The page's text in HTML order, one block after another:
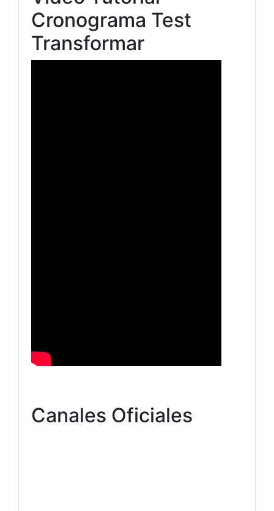
Cronograma Test
Transformar
Canales Oficiales